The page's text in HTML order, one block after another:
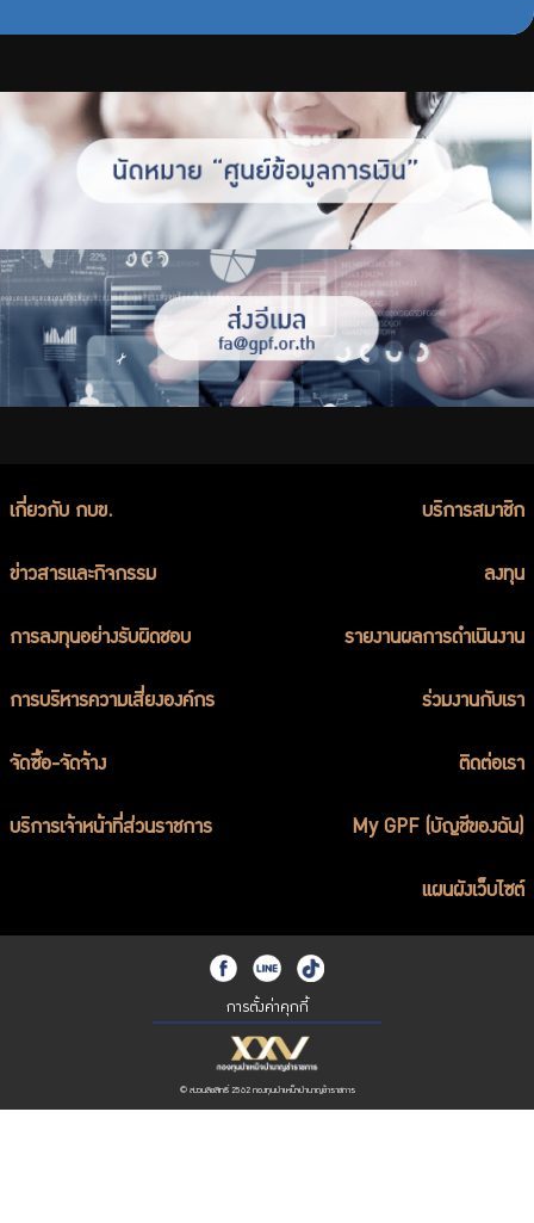
เกี่ยวกับ กบข. บริการสมาชิก
ข่าวสารและกิจกรรม ลงทุน
การลงทุนอย่างรับผิดชอบ รายงานผลการดำเนินงาน
การบริหารความเสี่ยงองค์กร ร่วมงานกับเรา
จัดซื้อ-จัดจ้าง ติดต่อเรา
บริการเจ้าหน้าที่ส่วนราชการ My GPF (บัญชีของฉัน)
แผนผังเว็บไซต์
การตั้งค่าคุกกี้
© สงวนลิขสิทธิ์ 2562 กองทุนบำเหน็จบำนาญข้าราชการ